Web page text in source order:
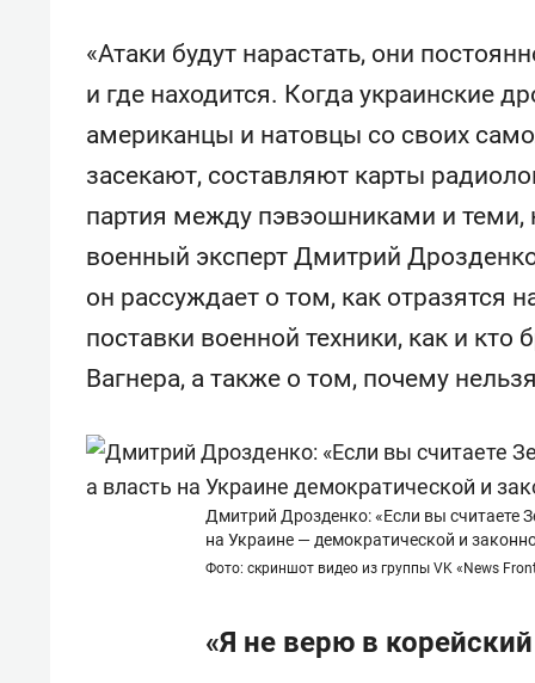
«Атаки будут нарастать, они
и где находится. Когда украинские
американцы и натовцы со своих
засекают, составляют карты
партия между пэвэошниками и теми,
военный эксперт Дмитрий
он рассуждает о том, как отразятся
поставки военной техники, как и
Вагнера, а также о том, почему
Дмитрий Дрозденко: «Если вы считаете
на Украине — демократической и
Фото: скриншот видео из группы VK «News
«Я не верю в
Рекомендуем
Дизайнер-прораб Наталья
Наседкина: «Ремонт вместе
с мебелью за 2 миллиона –
Как